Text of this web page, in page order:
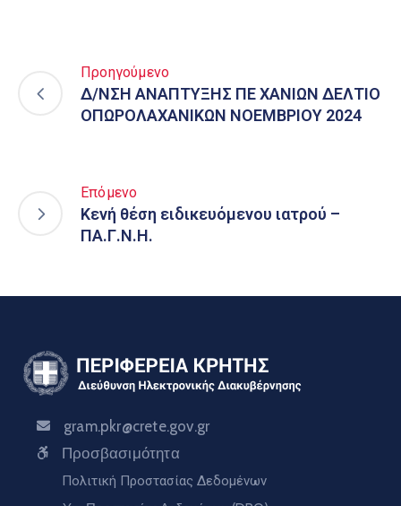
Προηγούμενο
Δ/ΝΣΗ ΑΝΑΠΤΥΞΗΣ ΠΕ ΧΑΝΙΩΝ ΔΕΛΤΙΟ
ΟΠΩΡΟΛΑΧΑΝΙΚΩΝ ΝΟΕΜΒΡΙΟΥ 2024
Επόμενο
Κενή θέση ειδικευόμενου ιατρού –
ΠΑ.Γ.Ν.Η.
gram.pkr@crete.gov.gr
Προσβασιμότητα
Πολιτική Προστασίας Δεδομένων